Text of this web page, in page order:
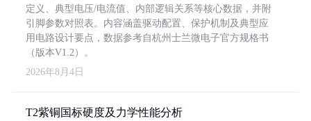
定义、典型电压/电流值、内部逻辑关系等核心数据，并附
引脚参数对照表。内容涵盖驱动配置、保护机制及典型应
用电路设计要点，数据参考自杭州士兰微电子官方规格书
（版本V1.2）。
2026年8月4日
T2紫铜国标硬度及力学性能分析